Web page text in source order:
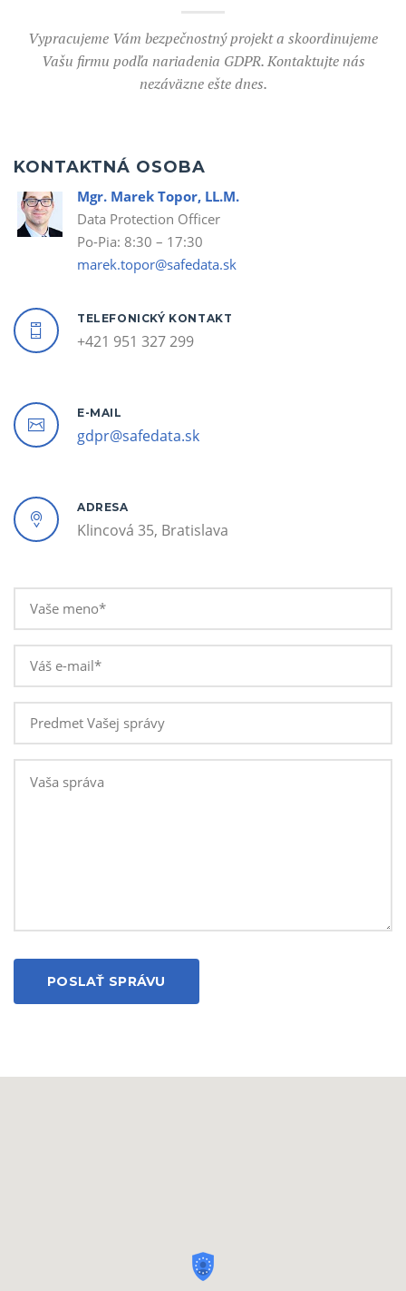
Vypracujeme Vám bezpečnostný projekt a skoordinujeme
Vašu firmu podľa nariadenia GDPR. Kontaktujte nás
nezáväzne ešte dnes.
KONTAKTNÁ OSOBA
Mgr. Marek Topor, LL.M.
Data Protection Officer
Po-Pia: 8:30 – 17:30
marek.topor@safedata.sk
TELEFONICKÝ KONTAKT
+421 951 327 299
E-MAIL
gdpr@safedata.sk
ADRESA
Klincová 35, Bratislava